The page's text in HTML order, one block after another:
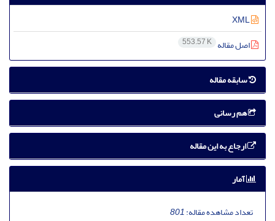
اصل مقاله 553.57 K
سابقه مقاله
هم رسانی
ارجاع به این مقاله
آمار
تعداد مشاهده مقاله:801